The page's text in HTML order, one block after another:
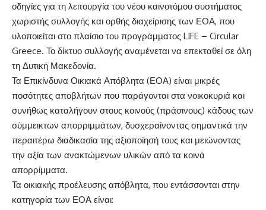
οδηγίες για τη λειτουργία του νέου καινοτόμου συστήματος
χωριστής συλλογής και ορθής διαχείρισης των ΕΟΑ, που
υλοποιείται στο πλαίσιο του προγράμματος LIFE – Circular
Greece. Το δίκτυο συλλογής αναμένεται να επεκταθεί σε όλη
τη Δυτική Μακεδονία.
Τα Επικίνδυνα Οικιακά Απόβλητα (ΕΟΑ) είναι μικρές
ποσότητες αποβλήτων που παράγονται στα νοικοκυριά και
συνήθως καταλήγουν στους κοινούς (πράσινους) κάδους των
σύμμεικτων απορριμμάτων, δυσχεραίνοντας σημαντικά την
περαιτέρω διαδικασία της αξιοποίησή τους και μειώνοντας
την αξία των ανακτώμενων υλικών από τα κοινά
απορρίμματα.
Τα οικιακής προέλευσης απόβλητα, που εντάσσονται στην
κατηγορία των ΕΟΑ είναι: